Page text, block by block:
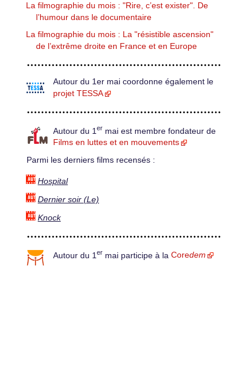
La filmographie du mois : "Rire, c’est exister". De
l’humour dans le documentaire
La filmographie du mois : La "résistible ascension"
de l’extrême droite en France et en Europe
Autour du 1er mai coordonne également le
projet TESSA
Autour du 1 er mai est membre fondateur de
Films en luttes et en mouvements
Parmi les derniers films recensés :
Hospital
Dernier soir (Le)
Knock
Autour du 1 er mai participe à la Coredem